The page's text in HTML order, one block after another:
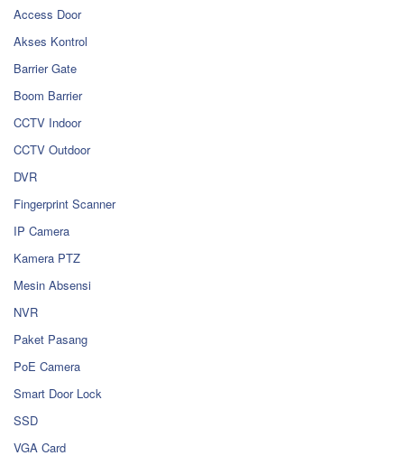
Access Door
Akses Kontrol
Barrier Gate
Boom Barrier
CCTV Indoor
CCTV Outdoor
DVR
Fingerprint Scanner
IP Camera
Kamera PTZ
Mesin Absensi
NVR
Paket Pasang
PoE Camera
Smart Door Lock
SSD
VGA Card